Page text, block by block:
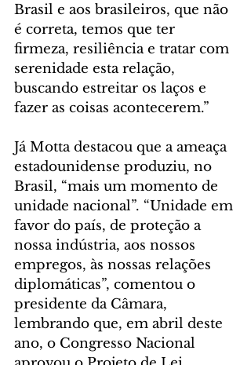
Brasil e aos brasileiros, que não
é correta, temos que ter
firmeza, resiliência e tratar com
serenidade esta relação,
buscando estreitar os laços e
fazer as coisas acontecerem.”
Já Motta destacou que a ameaça
estadounidense produziu, no
Brasil, “mais um momento de
unidade nacional”. “Unidade em
favor do país, de proteção a
nossa indústria, aos nossos
empregos, às nossas relações
diplomáticas”, comentou o
presidente da Câmara,
lembrando que, em abril deste
ano, o Congresso Nacional